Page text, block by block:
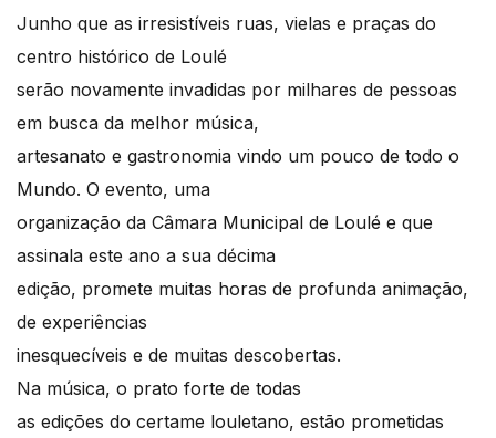
Junho que as irresistíveis ruas, vielas e praças do
centro histórico de Loulé
serão novamente invadidas por milhares de pessoas
em busca da melhor música,
artesanato e gastronomia vindo um pouco de todo o
Mundo. O evento, uma
organização da Câmara Municipal de Loulé e que
assinala este ano a sua décima
edição, promete muitas horas de profunda animação,
de experiências
inesquecíveis e de muitas descobertas.
Na música, o prato forte de todas
as edições do certame louletano, estão prometidas